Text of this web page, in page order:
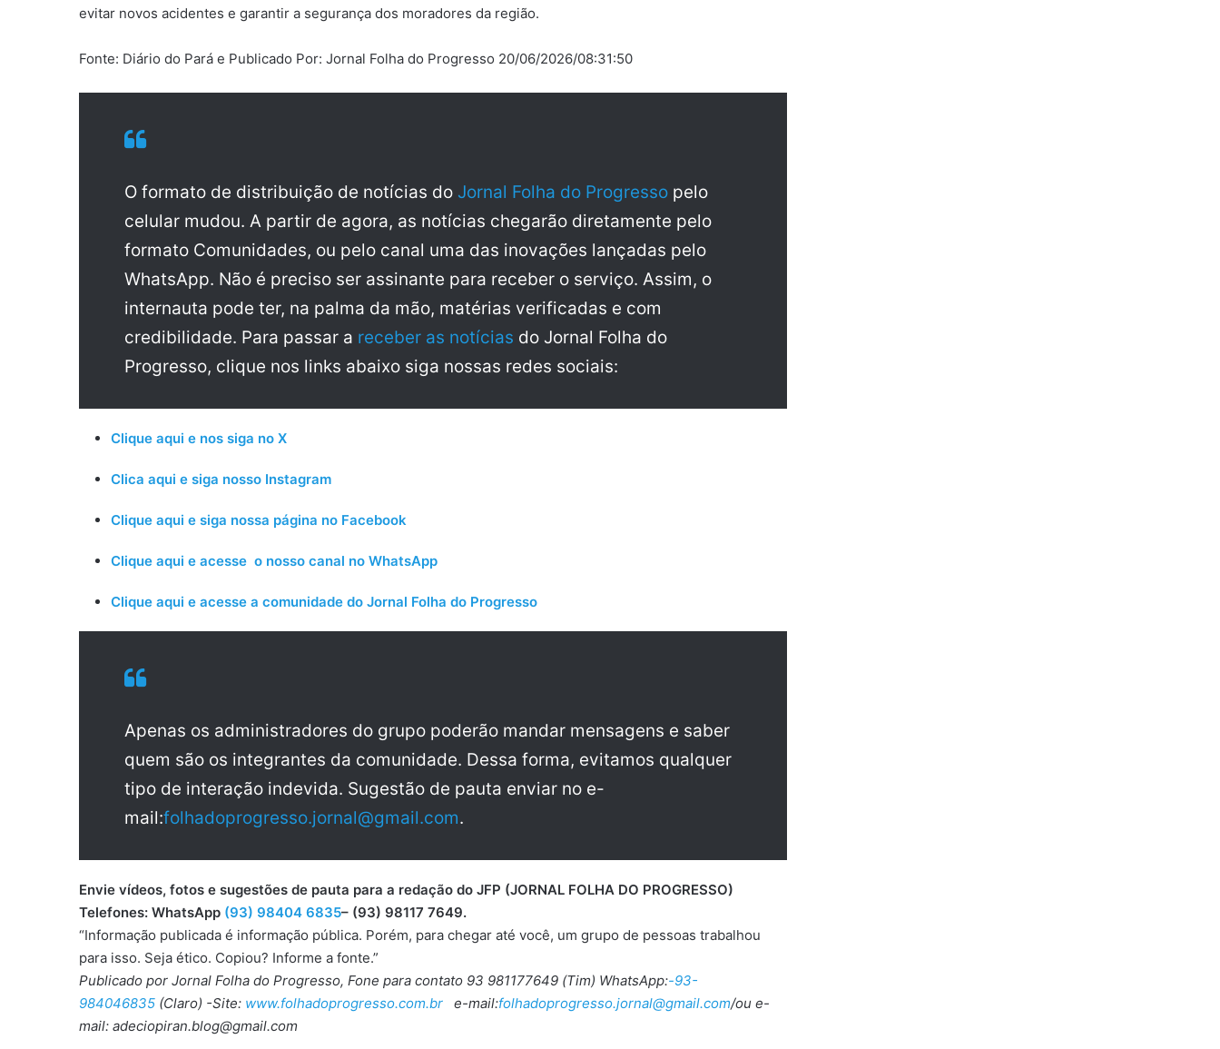
evitar novos acidentes e garantir a segurança dos moradores da região.
Fonte: Diário do Pará e Publicado Por: Jornal Folha do Progresso 20/06/2026/08:31:50
O formato de distribuição de notícias do Jornal Folha do Progresso pelo
celular mudou. A partir de agora, as notícias chegarão diretamente pelo
formato Comunidades, ou pelo canal uma das inovações lançadas pelo
WhatsApp. Não é preciso ser assinante para receber o serviço. Assim, o
internauta pode ter, na palma da mão, matérias verificadas e com
credibilidade. Para passar a receber as notícias do Jornal Folha do
Progresso, clique nos links abaixo siga nossas redes sociais:
Clique aqui e nos siga no X
Clica aqui e siga nosso Instagram
Clique aqui e siga nossa página no Facebook
Clique aqui e acesse o nosso canal no WhatsApp
Clique aqui e acesse a comunidade do Jornal Folha do Progresso
Apenas os administradores do grupo poderão mandar mensagens e saber
quem são os integrantes da comunidade. Dessa forma, evitamos qualquer
tipo de interação indevida. Sugestão de pauta enviar no e-
mail:folhadoprogresso.jornal@gmail.com.
Envie vídeos, fotos e sugestões de pauta para a redação do JFP (JORNAL FOLHA DO PROGRESSO)
Telefones: WhatsApp (93) 98404 6835– (93) 98117 7649.
“Informação publicada é informação pública. Porém, para chegar até você, um grupo de pessoas trabalhou
para isso. Seja ético. Copiou? Informe a fonte.”
Publicado por Jornal Folha do Progresso, Fone para contato 93 981177649 (Tim) WhatsApp:-93-
984046835 (Claro) -Site: www.folhadoprogresso.com.br e-mail:folhadoprogresso.jornal@gmail.com/ou e-
mail: adeciopiran.blog@gmail.com